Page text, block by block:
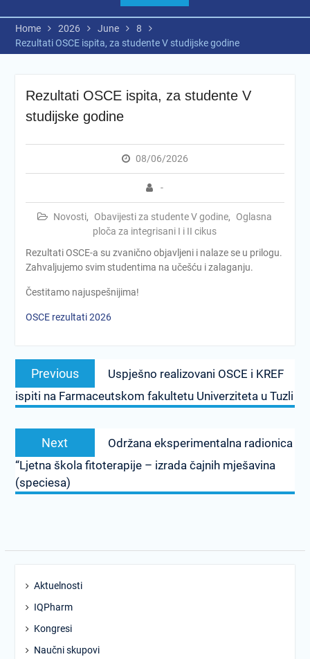
Home 2026 June
8
Rezultati OSCE ispita, za studente V studijske godine
Rezultati OSCE ispita, za studente V
studijske godine
08/06/2026
-
Novosti, Obavijesti za studente V godine,
Oglasna
ploča za integrisani I i II cikus
Rezultati OSCE-a su zvanično objavljeni i nalaze se u prilogu.
Zahvaljujemo svim studentima na učešću i zalaganju.
Čestitamo najuspešnijima!
OSCE rezultati 2026
Post
navigation
Previous
Previous
post:
Uspješno realizovani OSCE i KREF
ispiti na Farmaceutskom fakultetu Univerziteta u Tuzli
Next
Next
post:
Održana eksperimentalna radionica
“Ljetna škola fitoterapije – izrada čajnih mješavina
(speciesa)
Aktuelnosti
IQPharm
Kongresi
Naučni skupovi